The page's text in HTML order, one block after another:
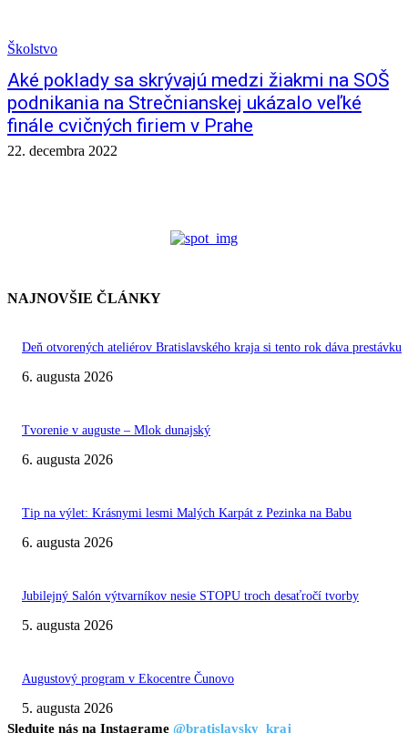
Školstvo
Aké poklady sa skrývajú medzi žiakmi na SOŠ
podnikania na Strečnianskej ukázalo veľké
finále cvičných firiem v Prahe
22. decembra 2022
NAJNOVŠIE ČLÁNKY
Deň otvorených ateliérov Bratislavského kraja si tento rok dáva prestávku
6. augusta 2026
Tvorenie v auguste – Mlok dunajský
6. augusta 2026
Tip na výlet: Krásnymi lesmi Malých Karpát z Pezinka na Babu
6. augusta 2026
Jubilejný Salón výtvarníkov nesie STOPU troch desaťročí tvorby
5. augusta 2026
Augustový program v Ekocentre Čunovo
5. augusta 2026
Sledujte nás na Instagrame @bratislavsky_kraj